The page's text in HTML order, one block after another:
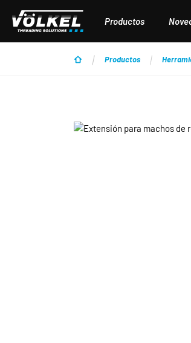
al contenido principal
Saltar a la búsqueda
Saltar a la navegación principal
Productos
Productos
Omitir galería de imágenes